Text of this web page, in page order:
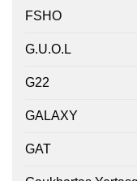
FSHO
G.U.O.L
G22
GALAXY
GAT